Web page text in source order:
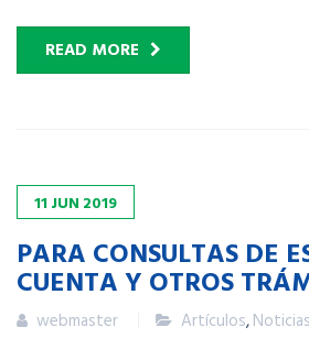
READ MORE
11JUN 2019
PARA CONSULTAS DE
CUENTA Y OTROS
webmaster Artículos,Noticias